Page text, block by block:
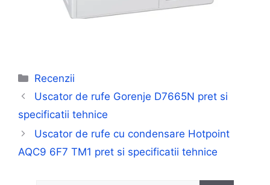
Categorii
Recenzii
Uscator de rufe Gorenje D7665N pret si
specificatii tehnice
Uscator de rufe cu condensare Hotpoint
AQC9 6F7 TM1 pret si specificatii tehnice